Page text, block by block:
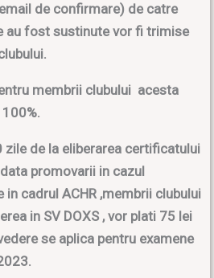
de confirmare) de catre
au fost sustinute vor fi trimise
membrii clubului acesta
zile de la eliberarea certificatului
promovarii in cazul
cadrul ACHR ,membrii clubului
in SV DOXS , vor plati 75 lei
se aplica pentru examene